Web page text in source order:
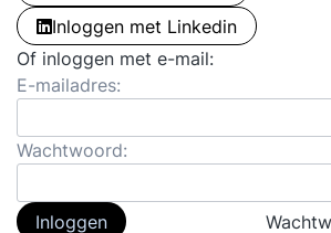
Inloggen met Linkedin
Of inloggen met e-mail:
E-mailadres:
Wachtwoord:
Inloggen